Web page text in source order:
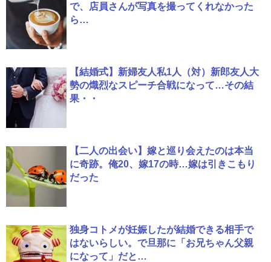
で、店員さんが写真を撮ってくれなかった
ら…
【結婚式】新婦友人私1人（対）新郎友人大
勢の熾烈なスピーチ合戦になって…その結
果・・
【二人の出会い】嫁と巡り会えたのは本当
に奇跡。俺20、嫁17の時…嫁は引きこもり
だった
独身コトメが妊娠したが結婚できる相手で
はないらしい。で旦那に「お兄ちゃん父親
になって」だと…